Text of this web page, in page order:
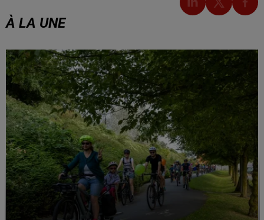
À LA UNE